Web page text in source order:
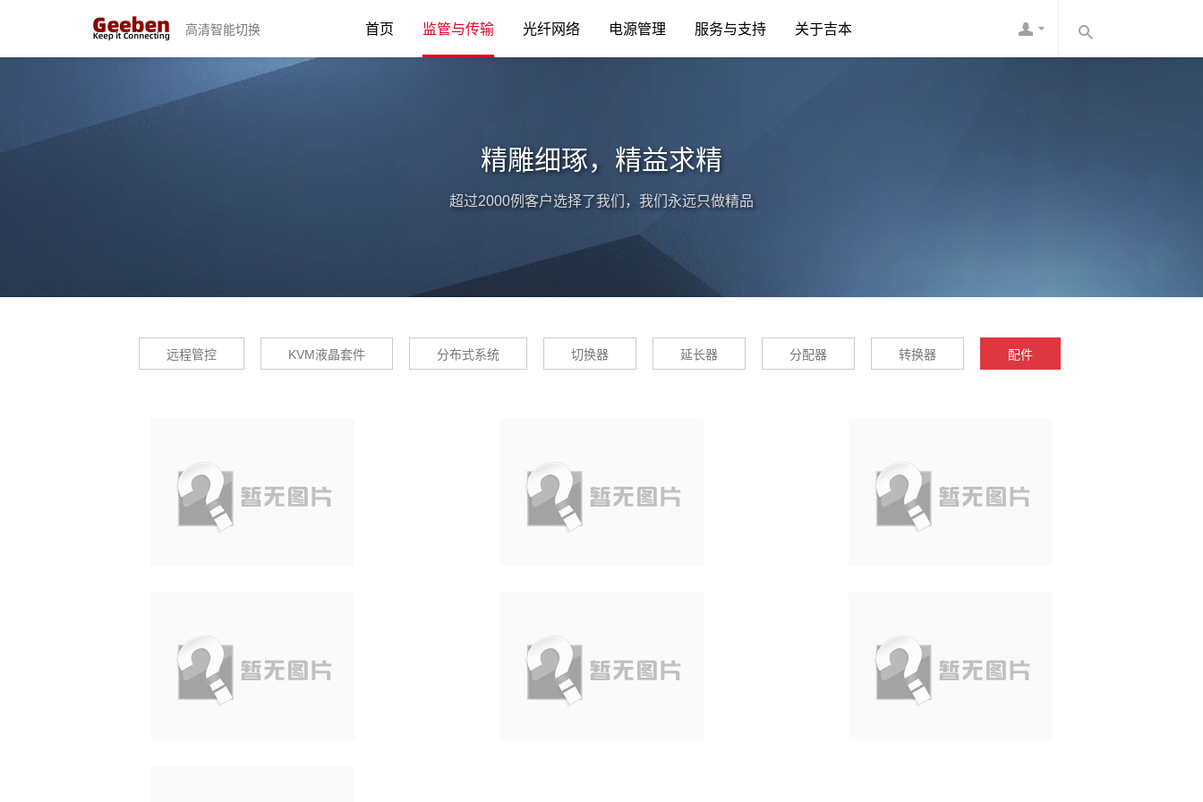
高清智能切换 首页 监管与传输 光纤网络 电源管理 服务与支持 关于吉本
精雕细琢，精益求精
超过2000例客户选择了我们，我们永远只做精品
远程管控 KVM液晶套件 分布式系统 切换器 延长器 分配器 转换器 配件